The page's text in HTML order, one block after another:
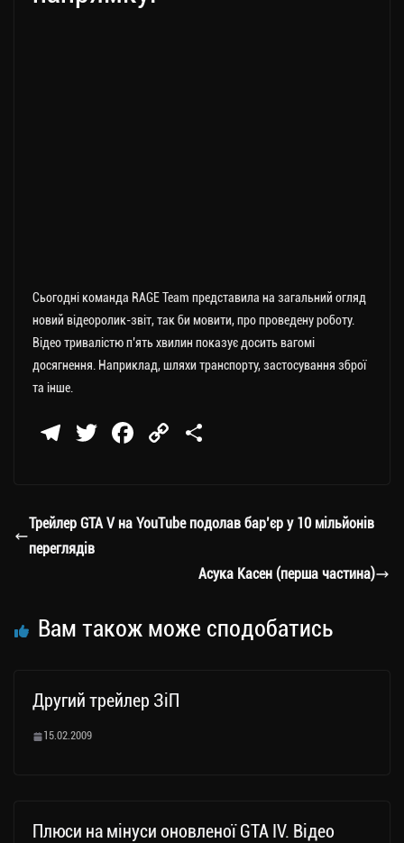
Сьогодні команда RAGE Team представила на загальний огляд
новий відеоролик-звіт, так би мовити, про проведену роботу.
Відео тривалістю п’ять хвилин показує досить вагомі
досягнення. Наприклад, шляхи транспорту, застосування зброї
та інше.
Te
a
m
T
er
Fa
ok
C
Li ли
ся
Трейлер GTA V на YouТube подолав бар’єр у 10 мільйонів
переглядів
Асука Касен (перша частина)
Вам також може сподобатись
Другий трейлер ЗіП
15.02.2009
Плюси на мінуси оновленої GTA IV. Відео